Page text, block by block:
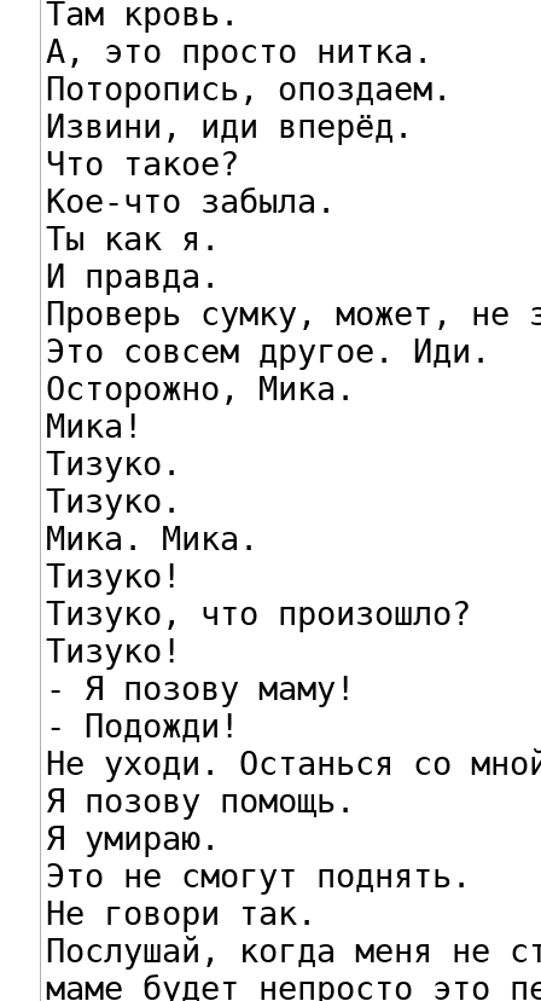
Там кровь.
А, это просто нитка.
Поторопись, опоздаем.
Извини, иди вперёд.
Что такое?
Кое-что забыла.
Ты как я.
И правда.
Проверь сумку, может, не
Это совсем другое. Иди.
Осторожно, Мика.
Мика!
Тизуко.
Тизуко.
Мика. Мика.
Тизуко!
Тизуко, что произошло?
Тизуко!
- Я позову маму!
- Подожди!
Не уходи. Останься со
Я позову помощь.
Я умираю.
Это не смогут поднять.
Не говори так.
Послушай, когда меня не
маме будет непросто это